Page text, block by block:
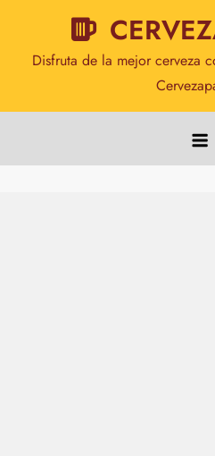
contenidoDisfruta de la mejor cerveza